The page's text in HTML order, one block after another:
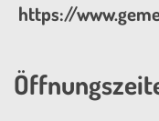
https://